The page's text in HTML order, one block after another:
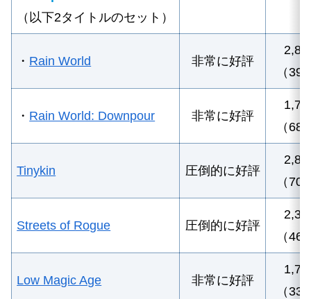
（以下2タイトルのセット）
・ Rain World 非常に好評
（
・ Rain World: Downpour 非常に好評
（
Tinykin 圧倒的に好評
（
Streets of Rogue 圧倒的に好評
（
Low Magic Age 非常に好評
（